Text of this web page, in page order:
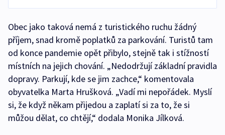
Obec jako taková nemá z turistického ruchu žádný
příjem, snad kromě poplatků za parkování. Turistů tam
od konce pandemie opět přibylo, stejně tak i stížností
místních na jejich chování. „Nedodržují základní pravidla
dopravy. Parkují, kde se jim zachce,“ komentovala
obyvatelka Marta Hrušková. „Vadí mi nepořádek. Myslí
si, že když někam přijedou a zaplatí si za to, že si
můžou dělat, co chtějí,“ dodala Monika Jílková.